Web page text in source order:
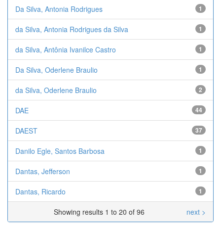
Da Silva, Antonia Rodrigues 1
da Silva, Antonia Rodrigues da Silva 1
da Silva, Antônia Ivanilce Castro 1
Da Silva, Oderlene Braulio 1
da Silva, Oderlene Braulio 2
DAE 44
DAEST 37
Danilo Egle, Santos Barbosa 1
Dantas, Jefferson 1
Dantas, Ricardo 1
Showing results 1 to 20 of 96 next >